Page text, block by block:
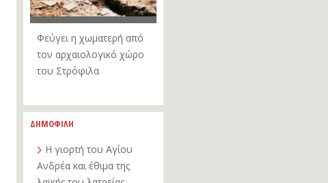
Φεύγει η χωματερή από
τον αρχαιολογικό χώρο
του Στρόφιλα
ΔΗΜΟΦΙΛΗ
Η γιορτή του Αγίου
Ανδρέα και έθιμα της